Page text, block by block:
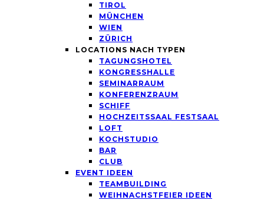
TIROL
MÜNCHEN
WIEN
ZÜRICH
LOCATIONS NACH TYPEN
TAGUNGSHOTEL
KONGRESSHALLE
SEMINARRAUM
KONFERENZRAUM
SCHIFF
HOCHZEITSSAAL FESTSAAL
LOFT
KOCHSTUDIO
BAR
CLUB
EVENT IDEEN
TEAMBUILDING
WEIHNACHSTFEIER IDEEN